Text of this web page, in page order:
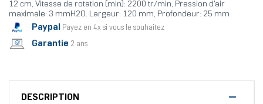
12 cm, Vitesse de rotation (min): 2200 tr/min, Pression d'air
maximale: 3 mmH2O. Largeur: 120 mm, Profondeur: 25 mm
Paypal Payez en 4x si vous le souhaitez
Garantie 2 ans
DESCRIPTION